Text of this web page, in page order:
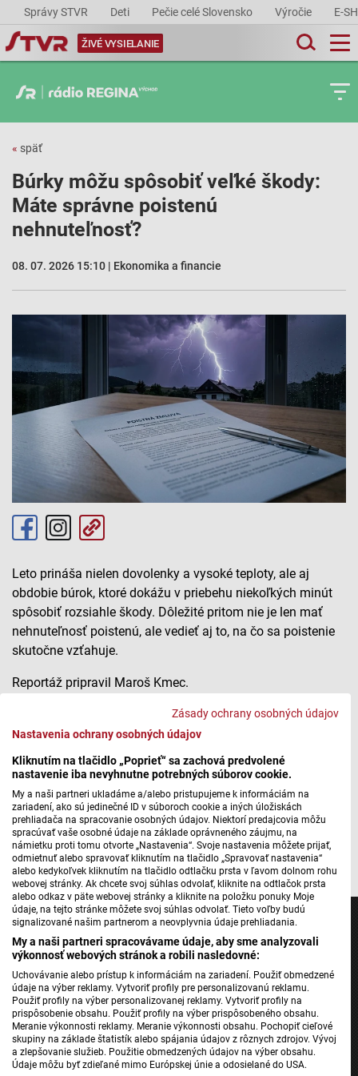
Zásady ochrany osobných údajov
Nastavenia ochrany osobných údajov
Kliknutím na tlačidlo „Poprieť“ sa zachová predvolené
nastavenie iba nevyhnutne potrebných súborov cookie.
My a naši partneri ukladáme a/alebo pristupujeme k informáciám na
zariadení, ako sú jedinečné ID v súboroch cookie a iných úložiskách
prehliadača na spracovanie osobných údajov. Niektorí predajcovia môžu
spracúvať vaše osobné údaje na základe oprávneného záujmu, na
námietku proti tomu otvorte „Nastavenia“. Svoje nastavenia môžete prijať,
odmietnuť alebo spravovať kliknutím na tlačidlo „Spravovať nastavenia“
alebo kedykoľvek kliknutím na tlačidlo odtlačku prsta v ľavom dolnom rohu
webovej stránky. Ak chcete svoj súhlas odvolať, kliknite na odtlačok prsta
alebo odkaz v päte webovej stránky a kliknite na položku ponuky Moje
údaje, na tejto stránke môžete svoj súhlas odvolať. Tieto voľby budú
signalizované našim partnerom a neovplyvnia údaje prehliadania.
My a naši partneri spracovávame údaje, aby sme analyzovali
výkonnosť webových stránok a robili nasledovné:
Uchovávanie alebo prístup k informáciám na zariadení. Použiť obmedzené
údaje na výber reklamy. Vytvoriť profily pre personalizovanú reklamu.
Použiť profily na výber personalizovanej reklamy. Vytvoriť profily na
prispôsobenie obsahu. Použiť profily na výber prispôsobeného obsahu.
Meranie výkonnosti reklamy. Meranie výkonnosti obsahu. Pochopiť cieľové
skupiny na základe štatistík alebo spájania údajov z rôznych zdrojov. Vývoj
a zlepšovanie služieb. Použitie obmedzených údajov na výber obsahu.
Údaje môžu byť zdieľané mimo Európskej únie a odosielané do USA.
Správy STVR Deti Pečie celé Slovensko Výročie E-
ŽIVÉ VYSIELANIE
« späť
Búrky môžu spôsobiť veľké škody:
Máte správne poistenú
nehnuteľnosť?
08. 07. 2026 15:10 | Ekonomika a financie
Leto prináša nielen dovolenky a vysoké teploty, ale aj
obdobie búrok, ktoré dokážu v priebehu niekoľkých minút
spôsobiť rozsiahle škody. Dôležité pritom nie je len mať
nehnuteľnosť poistenú, ale vedieť aj to, na čo sa poistenie
skutočne vzťahuje.
Reportáž pripravil Maroš Kmec.
Máte problém s prehrávaním? Nahláste nám chybu v prehrávači.
Foto: Ilustrácia AI
Jednotka
Dvojka
24
Šport
Správy STVR